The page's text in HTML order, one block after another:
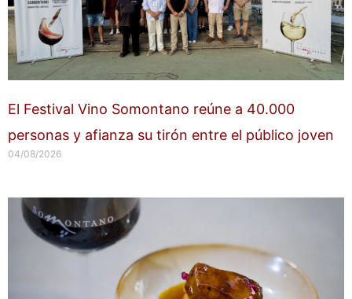
El Festival Vino Somontano reúne a 40.000
personas y afianza su tirón entre el público joven
04/08/2026